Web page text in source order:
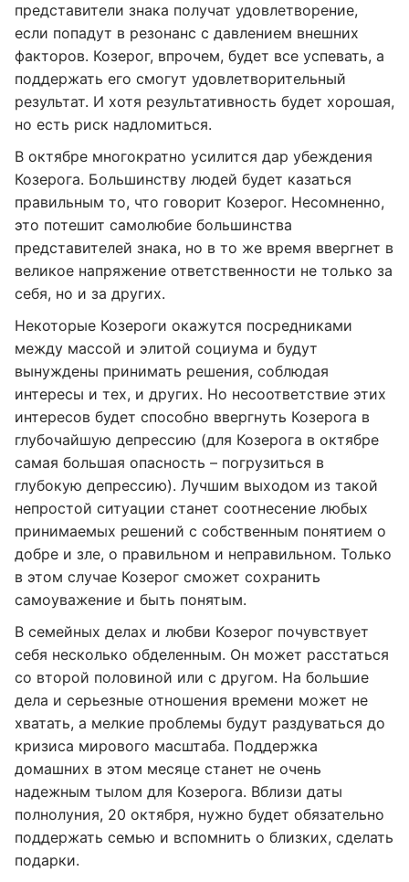
представители знака получат удовлетворение,
если попадут в резонанс с давлением внешних
факторов. Козерог, впрочем, будет все успевать, а
поддержать его смогут удовлетворительный
результат. И хотя результативность будет хорошая,
но есть риск надломиться.
В октябре многократно усилится дар убеждения
Козерога. Большинству людей будет казаться
правильным то, что говорит Козерог. Несомненно,
это потешит самолюбие большинства
представителей знака, но в то же время ввергнет в
великое напряжение ответственности не только за
себя, но и за других.
Некоторые Козероги окажутся посредниками
между массой и элитой социума и будут
вынуждены принимать решения, соблюдая
интересы и тех, и других. Но несоответствие этих
интересов будет способно ввергнуть Козерога в
глубочайшую депрессию (для Козерога в октябре
самая большая опасность – погрузиться в
глубокую депрессию). Лучшим выходом из такой
непростой ситуации станет соотнесение любых
принимаемых решений с собственным понятием о
добре и зле, о правильном и неправильном. Только
в этом случае Козерог сможет сохранить
самоуважение и быть понятым.
В семейных делах и любви Козерог почувствует
себя несколько обделенным. Он может расстаться
со второй половиной или с другом. На большие
дела и серьезные отношения времени может не
хватать, а мелкие проблемы будут раздуваться до
кризиса мирового масштаба. Поддержка
домашних в этом месяце станет не очень
надежным тылом для Козерога. Вблизи даты
полнолуния, 20 октября, нужно будет обязательно
поддержать семью и вспомнить о близких, сделать
подарки.